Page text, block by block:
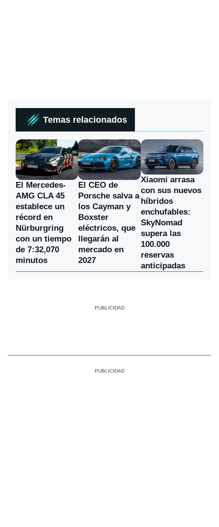
Temas relacionados
El Mercedes-
AMG CLA 45
establece un
récord en
Nürburgring
con un tiempo
de 7:32,070
minutos
El CEO de
Porsche salva a
los Cayman y
Boxster
eléctricos, que
llegarán al
mercado en
2027
Xiaomi arrasa
con sus nuevos
híbridos
enchufables:
SkyNomad
supera las
100.000
reservas
anticipadas